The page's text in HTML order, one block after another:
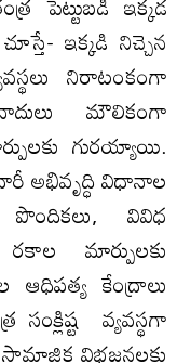
ఇక్కడి నిచ్చెన
నిరాటంకంగా
మౌలికంగా
గురయ్యాయి.
అభివృద్ధి విధానాల
వివిధ
మార్పులకు
కేంద్రాలు
వ్యవస్థగా
విభజనలకు